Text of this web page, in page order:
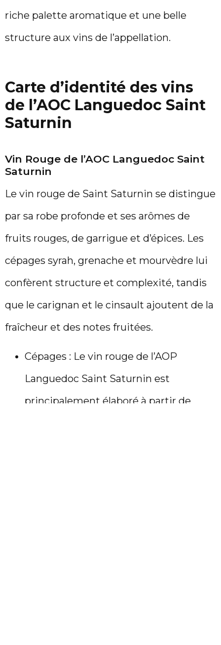
riche palette aromatique et une belle
structure aux vins de l’appellation.
Carte d’identité des vins
de l’AOC Languedoc Saint
Saturnin
Vin Rouge de l’AOC Languedoc Saint
Saturnin
Le vin rouge de Saint Saturnin se distingue
par sa robe profonde et ses arômes de
fruits rouges, de garrigue et d’épices. Les
cépages syrah, grenache et mourvèdre lui
confèrent structure et complexité, tandis
que le carignan et le cinsault ajoutent de la
fraîcheur et des notes fruitées.
Cépages : Le vin rouge de l’AOP
Languedoc Saint Saturnin est
principalement élaboré à partir de